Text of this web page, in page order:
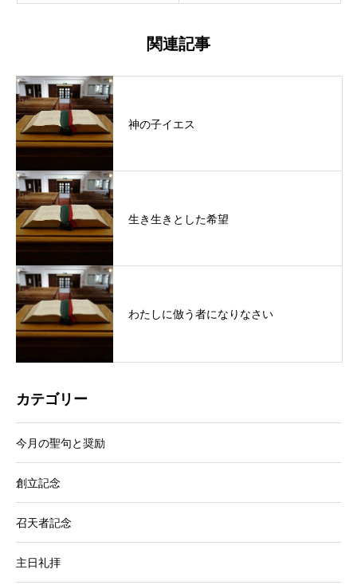
関連記事
神の子イエス
生き生きとした希望
わたしに倣う者になりなさい
カテゴリー
今月の聖句と奨励
創立記念
召天者記念
主日礼拝